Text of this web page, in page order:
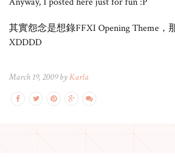
其實怨念是想錄FFXI Opening Theme，
XDDDD
March 19, 2009 byKarla